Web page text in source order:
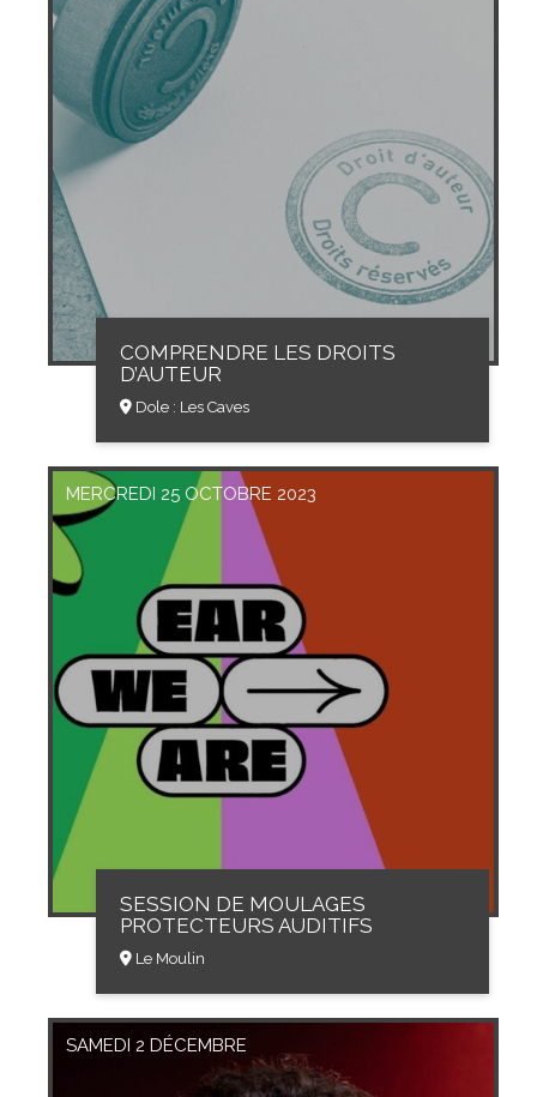
COMPRENDRE LES DROITS
D’AUTEUR
Dole : Les Caves
MERCREDI 25 OCTOBRE 2023
SESSION DE MOULAGES
PROTECTEURS AUDITIFS
Le Moulin
SAMEDI 2 DÉCEMBRE